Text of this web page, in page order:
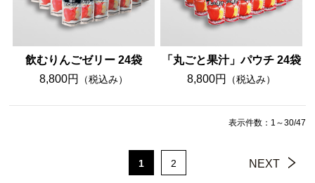
飲むりんごゼリー 24袋
8,800円
（税込み）
「丸ごと果汁」パウチ 24袋
8,800円
（税込み）
表示件数：1～30/47
NEXT
1 2